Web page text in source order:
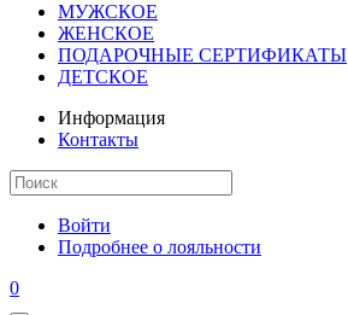
МУЖСКОЕ
ЖЕНСКОЕ
ПОДАРОЧНЫЕ СЕРТИФИКАТЫ
ДЕТСКОЕ
Информация
Контакты
Войти
Подробнее о лояльности
0